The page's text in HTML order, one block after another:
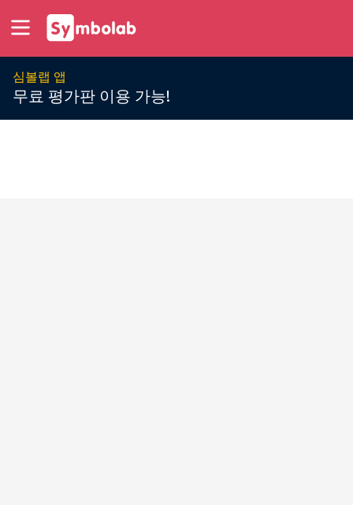
심볼랩 앱
무료 평가판 이용 가능!